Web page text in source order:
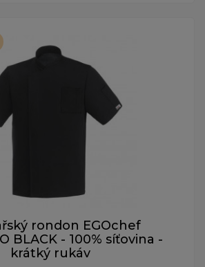
rondon EGOchef
BLACK - 100% síťovina -
krátký rukáv